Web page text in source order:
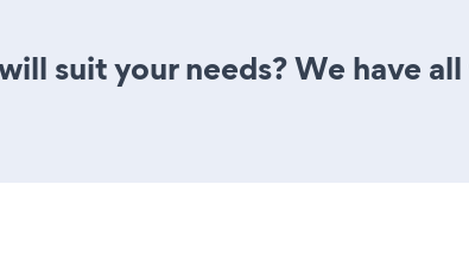
suit your needs? We have